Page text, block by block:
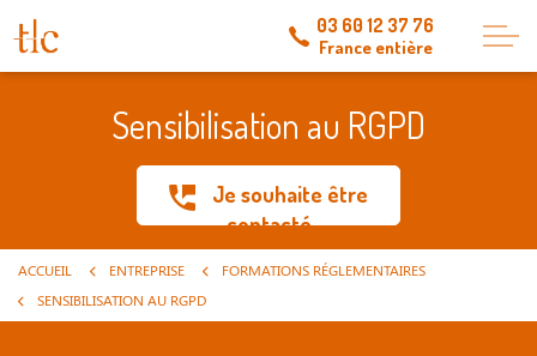
03 60 12 37 76
France entière
Sensibilisation au RGPD
Je souhaite être
contacté
ACCUEIL ENTREPRISE
FORMATIONS RÉGLEMENTAIRES
SENSIBILISATION AU RGPD